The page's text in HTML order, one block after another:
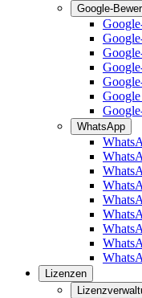
Google-
WhatsApp
Lizenzen